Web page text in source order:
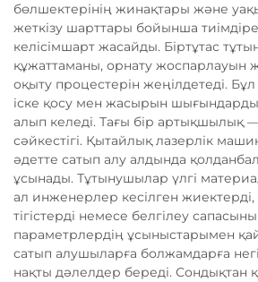
бөлшектерінің жинақтары және
жеткізу шарттары бойынша
келісімшарт жасайды. Біртұтас
құжаттаманы, орнату жоспарлауын
оқыту процестерін жеңілдетеді.
іске қосу мен жасырын
алып келеді. Тағы бір артықшылық
сәйкестігі. Қытайлық лазерлік
әдетте сатып алу алдында
ұсынады. Тұтынушылар үлгі
ал инженерлер кесілген
тігістерді немесе белгілеу
параметрлердің ұсыныстарымен
сатып алушыларға болжамдарға
нақты дәлелдер береді. Сондықтан